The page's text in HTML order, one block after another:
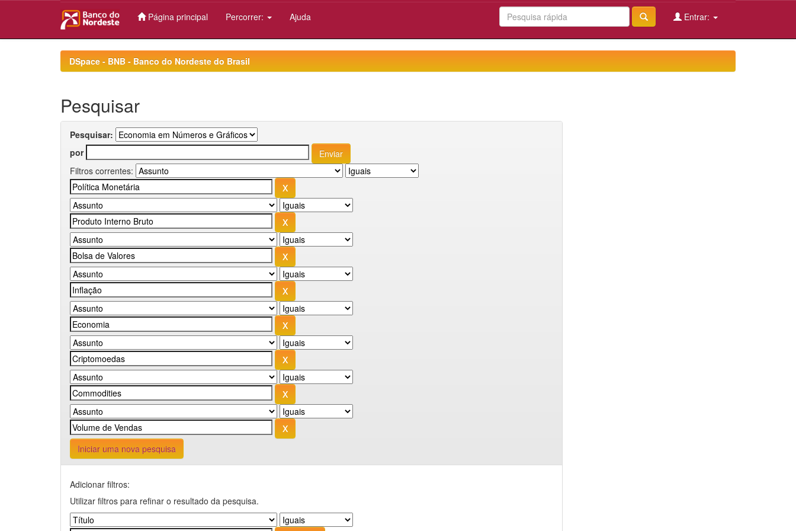
Página principal Percorrer: Ajuda Entrar:
DSpace - BNB - Banco do Nordeste do Brasil
Pesquisar
Pesquisar:
por
Filtros correntes:
Iniciar uma nova pesquisa
Adicionar filtros:
Utilizar filtros para refinar o resultado da pesquisa.